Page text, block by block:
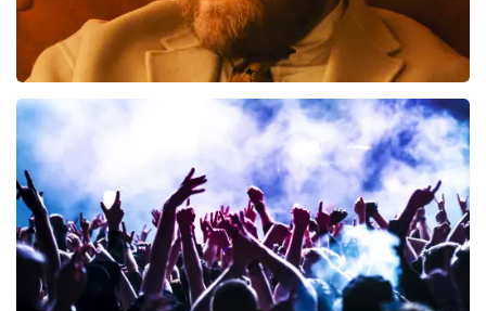
Teddy Swims
BESTEL NU